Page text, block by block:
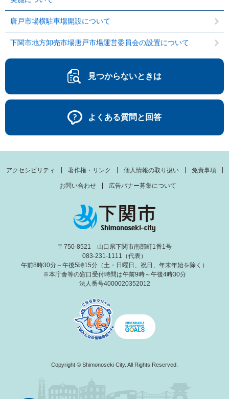
唐戸市場横駐車場開設について
下関市地方卸売市場唐戸市場運営委員会の設置について
見つからないときは
よくある質問と回答
アクセシビリティ 著作権・リンク 個人情報の取り扱い 免責事項
お問い合わせ 広告バナー募集について
〒750-8521 山口県下関市南部町1番1号
083-231-1111（代表）
午前8時30分～午後5時15分（土・日曜日、祝日、年末年始を除く）
※本庁舎等の窓口受付時間は午前9時～午後4時30分
法人番号4000020352012
Copyright © Shimonoseki City. All Rights Reserved.